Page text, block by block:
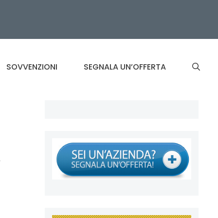
SOVVENZIONI SEGNALA UN’OFFERTA